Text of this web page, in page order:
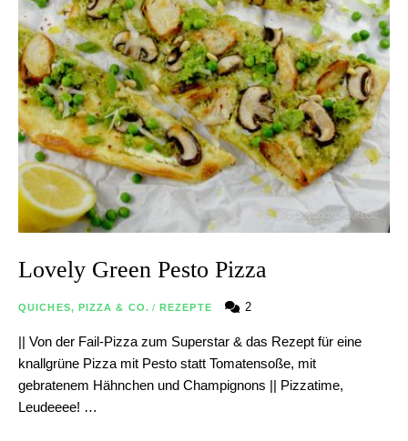
Lovely Green Pesto Pizza
QUICHES, PIZZA & CO. / REZEPTE 2
|| Von der Fail-Pizza zum Superstar & das Rezept für eine
knallgrüne Pizza mit Pesto statt Tomatensoße, mit
gebratenem Hähnchen und Champignons || Pizzatime,
Leudeeee! …